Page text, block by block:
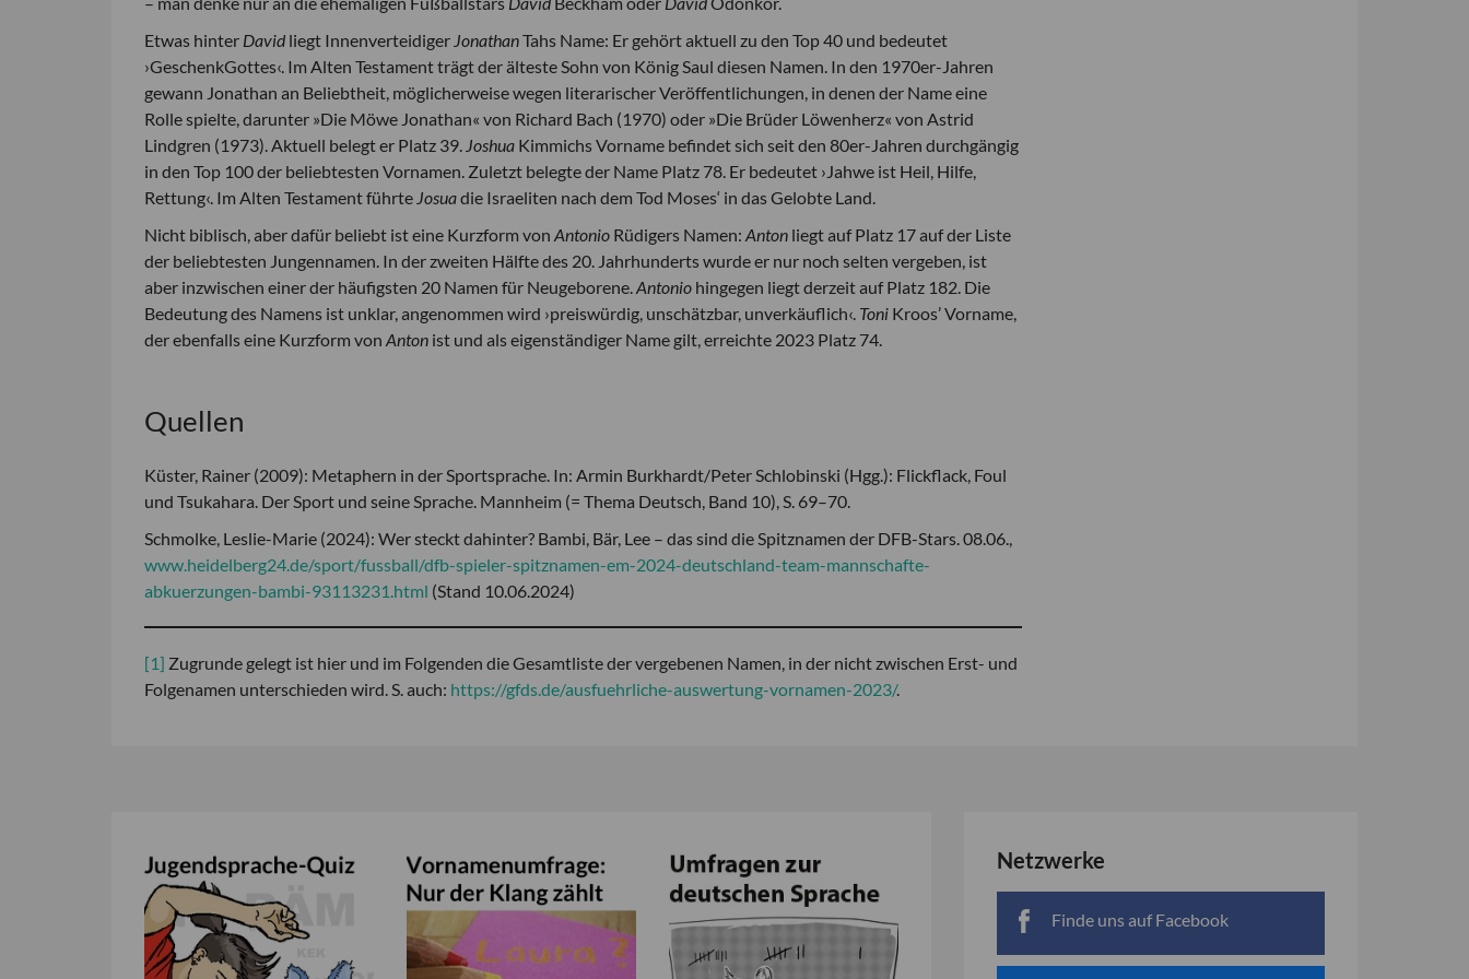
Etwas hinter David liegt Innenverteidiger JonathanTahs Name: Er gehört aktuell zu den Top 40 und bedeutet
›GeschenkGottes‹. Im Alten Testament trägt der älteste Sohn von König Saul diesen Namen. In den 1970er-Jahren
gewann Jonathan an Beliebtheit, möglicherweise wegen literarischer Veröffentlichungen, in denen der Name eine
Rolle spielte, darunter »Die Möwe Jonathan« von Richard Bach (1970) oder »Die Brüder Löwenherz« von Astrid
Lindgren (1973). Aktuell belegt er Platz 39. Joshua Kimmichs Vorname befindet sich seit den 80er-Jahren durchgängig
in den Top 100 der beliebtesten Vornamen. Zuletzt belegte der Name Platz 78. Er bedeutet ›Jahwe ist Heil, Hilfe,
Rettung‹. Im Alten Testament führte Josuadie Israeliten nach dem Tod Moses‘ in das Gelobte Land.
Nicht biblisch, aber dafür beliebt ist eine Kurzform von Antonio Rüdigers Namen: Anton liegt auf Platz 17 auf der Liste
der beliebtesten Jungennamen. In der zweiten Hälfte des 20. Jahrhunderts wurde er nur noch selten vergeben, ist
aber inzwischen einer der häufigsten 20 Namen für Neugeborene.Antonio hingegen liegt derzeit auf Platz 182. Die
Bedeutung des Namens ist unklar, angenommen wird ›preiswürdig, unschätzbar, unverkäuflich‹. Toni Kroos’ Vorname,
der ebenfalls eine Kurzform von Anton ist und als eigenständiger Name gilt, erreichte 2023 Platz 74.
Quellen
Küster, Rainer (2009): Metaphern in der Sportsprache. In: Armin Burkhardt/Peter Schlobinski (Hgg.): Flickflack, Foul
und Tsukahara. Der Sport und seine Sprache. Mannheim (= Thema Deutsch, Band 10), S. 69–70.
Schmolke, Leslie-Marie (2024): Wer steckt dahinter? Bambi, Bär, Lee – das sind die Spitznamen der DFB-Stars. 08.06.,
www.heidelberg24.de/sport/fussball/dfb-spieler-spitznamen-em-2024-deutschland-team-mannschafte-
abkuerzungen-bambi-93113231.html (Stand 10.06.2024)
[1] Zugrunde gelegt ist hier und im Folgenden die Gesamtliste der vergebenen Namen, in der nicht zwischen Erst- und
Folgenamen unterschieden wird. S. auch: https://gfds.de/ausfuehrliche-auswertung-vornamen-2023/.
Netzwerke
Finde uns auf Facebook